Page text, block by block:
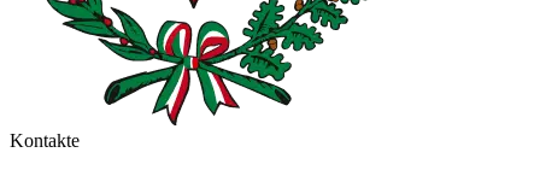
Kontakte